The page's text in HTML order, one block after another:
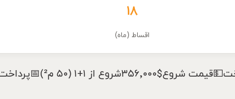
۱۸
اقساط (ماه)